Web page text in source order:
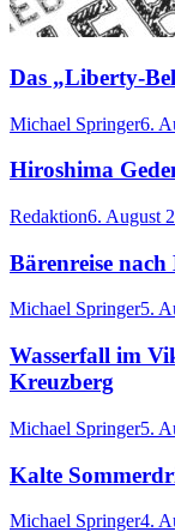
Das „Liberty-
Michael Springer6.
Hiroshima
Redaktion6. August
Bärenreise
Michael Springer5.
Wasserfall im
Kreuzberg
Michael Springer5.
Kalte
Michael Springer4.